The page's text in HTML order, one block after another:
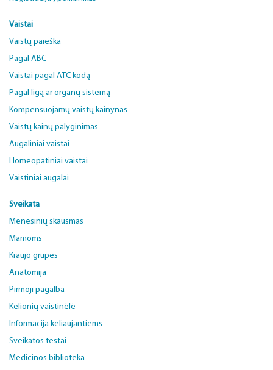
Vaistai
Vaistų paieška
Pagal ABC
Vaistai pagal ATC kodą
Pagal ligą ar organų sistemą
Kompensuojamų vaistų kainynas
Vaistų kainų palyginimas
Augaliniai vaistai
Homeopatiniai vaistai
Vaistiniai augalai
Sveikata
Mėnesinių skausmas
Mamoms
Kraujo grupės
Anatomija
Pirmoji pagalba
Kelionių vaistinėlė
Informacija keliaujantiems
Sveikatos testai
Medicinos biblioteka